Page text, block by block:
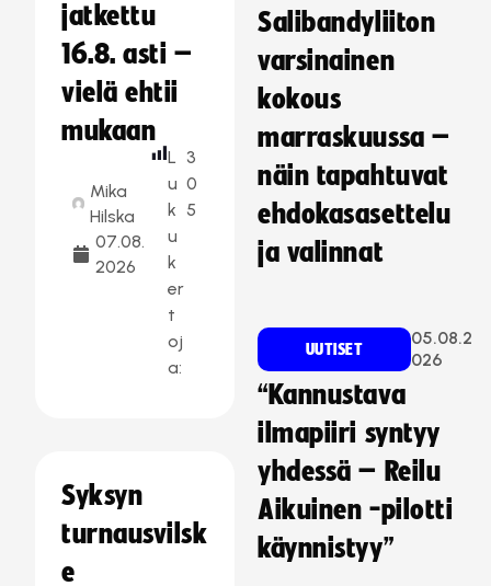
jatkettu
16.8. asti –
vielä ehtii
mukaan
Mika
Hilska
07.08.
2026
L
u
k
u
k
er
t
oj
a:
3
0
5
Syksyn
turnausvilsk
e
Salibandyliiton
varsinainen
kokous
marraskuussa –
näin tapahtuvat
ehdokasasettelu
ja valinnat
UUTISET
05.08.2
026
“Kannustava
ilmapiiri syntyy
yhdessä – Reilu
Aikuinen -pilotti
käynnistyy”